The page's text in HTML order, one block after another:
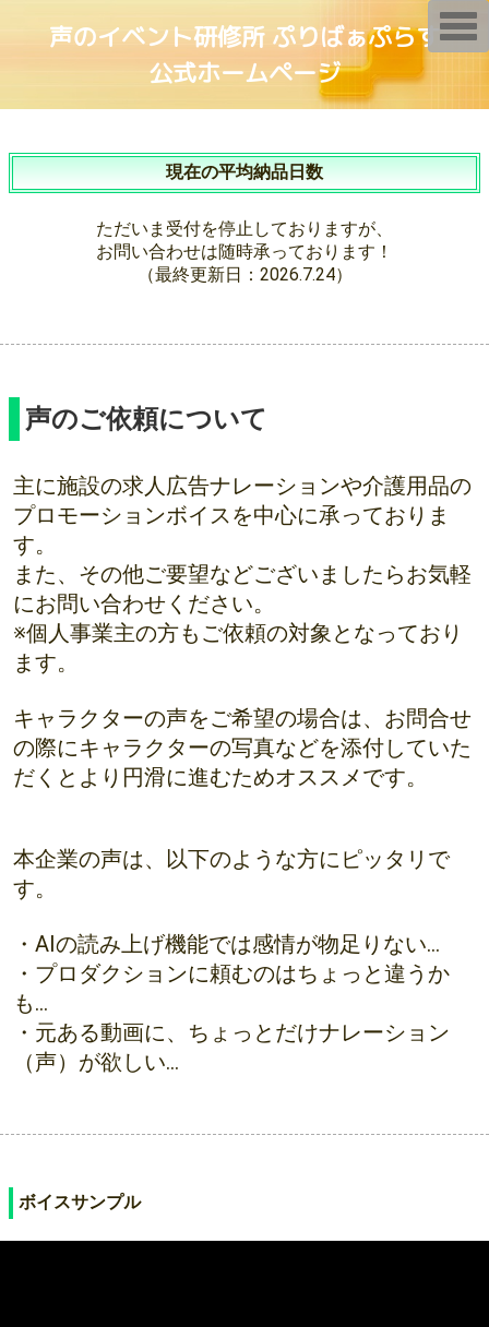
声のイベント研修所 ぷりばぁぷらす
公式ホームページ
現在の平均納品日数
ただいま受付を停止しておりますが、
お問い合わせは随時承っております！
（最終更新日：2026.7.24）
声のご依頼について
主に施設の求人広告ナレーションや介護用品の
プロモーションボイスを中心に承っておりま
す。
また、その他ご要望などございましたらお気軽
にお問い合わせください。
※個人事業主の方もご依頼の対象となっており
ます。
キャラクターの声をご希望の場合は、お問合せ
の際にキャラクターの写真などを添付していた
だくとより円滑に進むためオススメです。
本企業の声は、以下のような方にピッタリで
す。
・AIの読み上げ機能では感情が物足りない…
・プロダクションに頼むのはちょっと違うか
も…
・元ある動画に、ちょっとだけナレーション
（声）が欲しい…
ボイスサンプル
T
o
g
v